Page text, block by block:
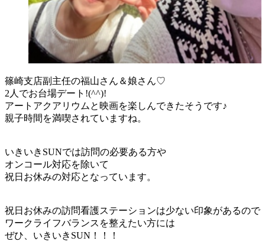
篠崎支店副主任の福山さん＆娘さん♡
2人でお台場デート!(^^)!
アートアクアリウムと映画を楽しんできたそうです♪
親子時間を満喫されていますね。
いきいきSUNでは訪問の必要ある方や
オンコール対応を除いて
祝日お休みの対応となっています。
祝日お休みの訪問看護ステーションは少ない印象があるので
ワークライフバランスを整えたい方には
ぜひ、いきいきSUN！！！